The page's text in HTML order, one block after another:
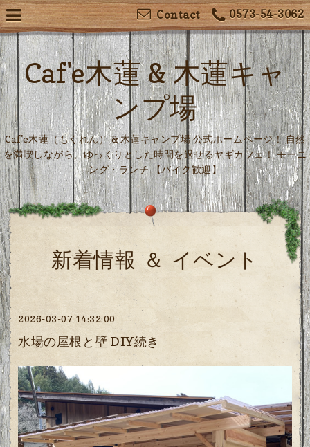
0573-54-3062
Contact
Caf'e木蓮 & 木蓮キャ
ンプ場
Caf'e木蓮（もくれん） & 木蓮キャンプ場 公式ホームページ！ 自然
を満喫しながら、ゆっくりとした時間を過せるヤギカフェ！ モーニ
ング・ランチ 【バイク歓迎】
新着情報 ＆ イベント
2026-03-07 14:32:00
水場の屋根と壁 DIY続き